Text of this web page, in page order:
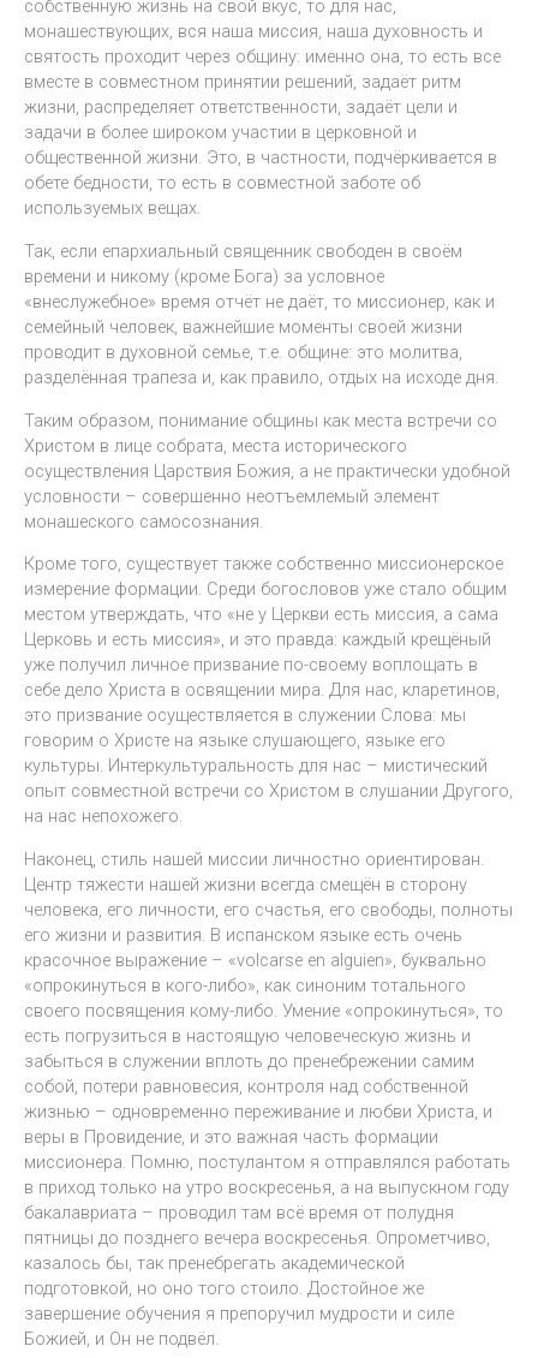
собственную жизнь на свой вкус, то для нас,
монашествующих, вся наша миссия, наша духовность и
святость проходит через общину: именно она, то есть все
вместе в совместном принятии решений, задаёт ритм
жизни, распределяет ответственности, задаёт цели и
задачи в более широком участии в церковной и
общественной жизни. Это, в частности, подчёркивается в
обете бедности, то есть в совместной заботе об
используемых вещах.
Так, если епархиальный священник свободен в своём
времени и никому (кроме Бога) за условное
«внеслужебное» время отчёт не даёт, то миссионер, как и
семейный человек, важнейшие моменты своей жизни
проводит в духовной семье, т.е. общине: это молитва,
разделённая трапеза и, как правило, отдых на исходе дня.
Таким образом, понимание общины как места встречи со
Христом в лице собрата, места исторического
осуществления Царствия Божия, а не практически удобной
условности – совершенно неотъемлемый элемент
монашеского самосознания.
Кроме того, существует также собственно миссионерское
измерение формации. Среди богословов уже стало общим
местом утверждать, что «не у Церкви есть миссия, а сама
Церковь и есть миссия», и это правда: каждый крещёный
уже получил личное призвание по-своему воплощать в
себе дело Христа в освящении мира. Для нас, кларетинов,
это призвание осуществляется в служении Слова: мы
говорим о Христе на языке слушающего, языке его
культуры. Интеркультуральность для нас – мистический
опыт совместной встречи со Христом в слушании Другого,
на нас непохожего.
Наконец, стиль нашей миссии личностно ориентирован.
Центр тяжести нашей жизни всегда смещён в сторону
человека, его личности, его счастья, его свободы, полноты
его жизни и развития. В испанском языке есть очень
красочное выражение – «volcarse en alguien», буквально
«опрокинуться в кого-либо», как синоним тотального
своего посвящения кому-либо. Умение «опрокинуться», то
есть погрузиться в настоящую человеческую жизнь и
забыться в служении вплоть до пренебрежении самим
собой, потери равновесия, контроля над собственной
жизнью – одновременно переживание и любви Христа, и
веры в Провидение, и это важная часть формации
миссионера. Помню, постулантом я отправлялся работать
в приход только на утро воскресенья, а на выпускном году
бакалавриата – проводил там всё время от полудня
пятницы до позднего вечера воскресенья. Опрометчиво,
казалось бы, так пренебрегать академической
подготовкой, но оно того стоило. Достойное же
завершение обучения я препоручил мудрости и силе
Божией, и Он не подвёл.